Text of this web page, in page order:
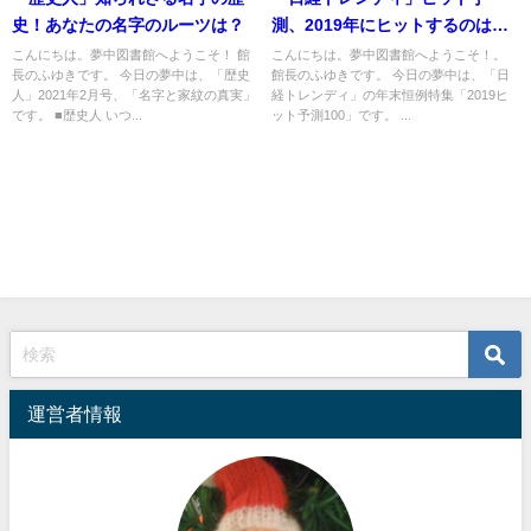
史！あなたの名字のルーツは？
こんにちは。夢中図書館へようこそ！ 館
長のふゆきです。 今日の夢中は、「歴史
人」2021年2月号、「名字と家紋の真実」
です。 ■歴史人 いつ...
測、2019年にヒットするのはこ
れだ！
こんにちは。夢中図書館へようこそ！。
館長のふゆきです。 今日の夢中は、「日
経トレンディ」の年末恒例特集「2019ヒ
ット予測100」です。 ...
運営者情報